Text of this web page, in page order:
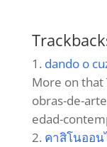
dando o
More on that
obras-de-
edad-
คาสิโนออน